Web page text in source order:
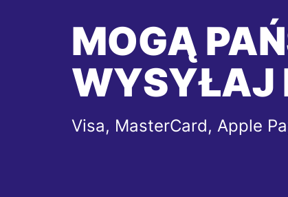
MOGĄ
WYSYŁAJ
Visa, MasterCard, Apple